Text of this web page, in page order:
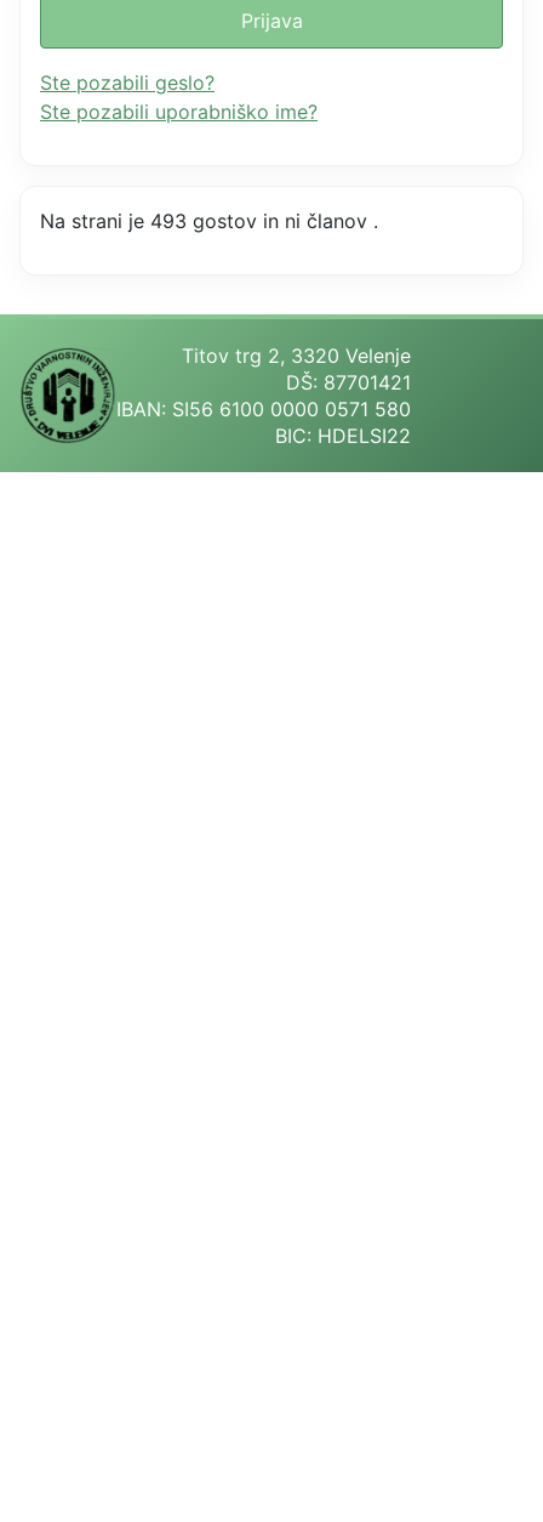
Prijava
Ste pozabili geslo?
Ste pozabili uporabniško ime?
Na strani je 493 gostov in ni članov .
Titov trg 2, 3320 Velenje
DŠ: 87701421
IBAN: SI56 6100 0000 0571 580
BIC: HDELSI22